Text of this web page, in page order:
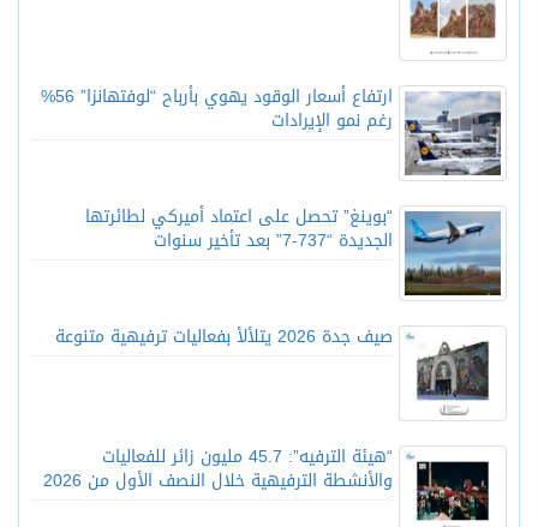
ارتفاع أسعار الوقود يهوي بأرباح “لوفتهانزا” 56%
رغم نمو الإيرادات
“بوينغ” تحصل على اعتماد أميركي لطائرتها
الجديدة “737-7” بعد تأخير سنوات
صيف جدة 2026 يتلألأ بفعاليات ترفيهية متنوعة
“هيئة الترفيه”: 45.7 مليون زائر للفعاليات
والأنشطة الترفيهية خلال النصف الأول من 2026